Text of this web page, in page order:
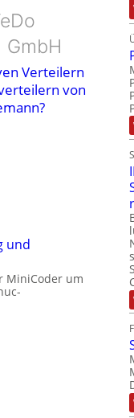
GmbH
Verteilern
von
und
MiniCoder um